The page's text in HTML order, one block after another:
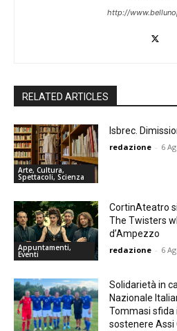
http://
RELATED ARTICLES
Arte, Cultura,
Spettacoli, Scienza
Isbrec.
redazione - 6
Appuntamenti,
Eventi
CortinAteatro
The Twisters
d’Ampezzo
redazione - 6
Solidarietà in
Nazionale
Tommasi sfida
sostenere Assi